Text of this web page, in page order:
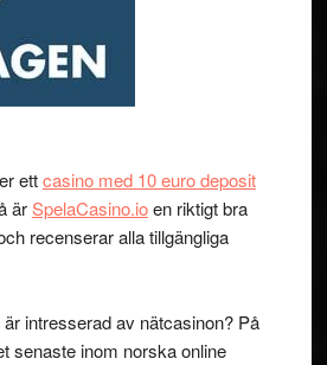
ettcasino med 10 euro deposit
ärSpelaCasino.ioen riktigt bra
recenserar alla tillgängliga
intresserad av nätcasinon? På
senaste inom norska online